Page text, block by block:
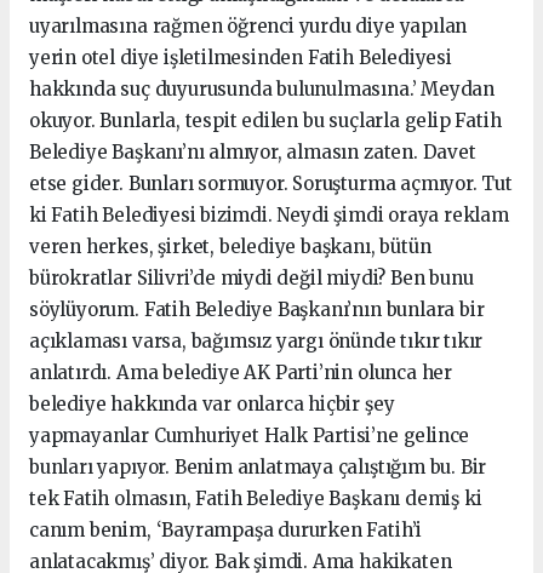
uyarılmasına rağmen öğrenci yurdu diye yapılan
yerin otel diye işletilmesinden Fatih Belediyesi
hakkında suç duyurusunda bulunulmasına.’ Meydan
okuyor. Bunlarla, tespit edilen bu suçlarla gelip Fatih
Belediye Başkanı’nı almıyor, almasın zaten. Davet
etse gider. Bunları sormuyor. Soruşturma açmıyor. Tut
ki Fatih Belediyesi bizimdi. Neydi şimdi oraya reklam
veren herkes, şirket, belediye başkanı, bütün
bürokratlar Silivri’de miydi değil miydi? Ben bunu
söylüyorum. Fatih Belediye Başkanı’nın bunlara bir
açıklaması varsa, bağımsız yargı önünde tıkır tıkır
anlatırdı. Ama belediye AK Parti’nin olunca her
belediye hakkında var onlarca hiçbir şey
yapmayanlar Cumhuriyet Halk Partisi’ne gelince
bunları yapıyor. Benim anlatmaya çalıştığım bu. Bir
tek Fatih olmasın, Fatih Belediye Başkanı demiş ki
canım benim, ‘Bayrampaşa dururken Fatih’i
anlatacakmış’ diyor. Bak şimdi. Ama hakikaten